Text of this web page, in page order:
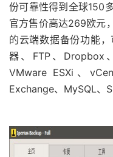
份可靠性得到全球150
官方售价高达269欧元
的云端数据备份功能
器、FTP、Dropbox
VMware ESXi、
Exchange、MySQL、